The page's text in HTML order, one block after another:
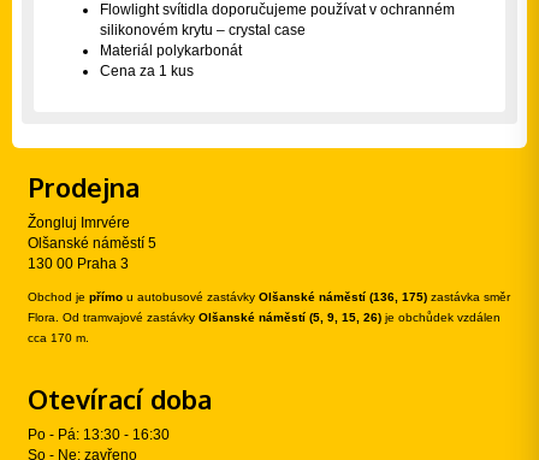
Flowlight svítidla doporučujeme používat v ochranném
silikonovém krytu – crystal case
Materiál polykarbonát
Cena za 1 kus
Prodejna
Žongluj Imrvére
Olšanské náměstí 5
130 00 Praha 3
Obchod je přímo u autobusové zastávky Olšanské náměstí (136, 175) zastávka směr
Flora. Od tramvajové zastávky Olšanské náměstí (5, 9, 15, 26) je obchůdek vzdálen
cca 170 m.
Otevírací doba
Po - Pá: 13:30 - 16:30
So - Ne: zavřeno